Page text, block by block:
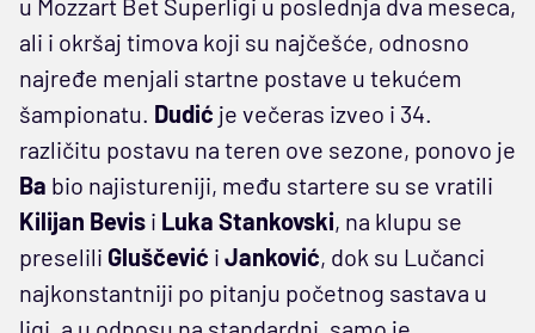
u Mozzart Bet Superligi u poslednja dva meseca,
ali i okršaj timova koji su najčešće, odnosno
najređe menjali startne postave u tekućem
šampionatu. Dudić je večeras izveo i 34.
različitu postavu na teren ove sezone, ponovo je
Ba bio najistureniji, među startere su se vratili
Kilijan Bevis i Luka Stankovski, na klupu se
preselili Gluščević i Janković, dok su Lučanci
najkonstantniji po pitanju početnog sastava u